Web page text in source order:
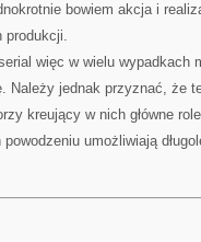
bowiem akcja i
produkcji.
więc w wielu wypadkach
Należy jednak przyznać, że
kreujący w nich główne
umożliwiają